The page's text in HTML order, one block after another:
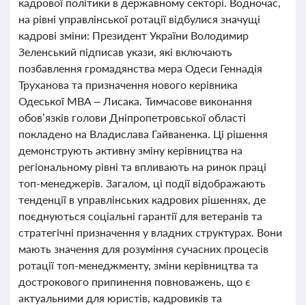
на рівні управлінської ротації відбулися значущі
кадрові зміни: Президент України Володимир
Зеленський підписав укази, які включають
позбавлення громадянства мера Одеси Геннадія
Труханова та призначення нового керівника
Одеської МВА – Лисака. Тимчасове виконання
обов’язків голови Дніпропетровської області
покладено на Владислава Гайваненка. Ці рішення
демонструють активну зміну керівництва на
регіональному рівні та впливають на ринок праці
топ-менеджерів. Загалом, ці події відображають
тенденції в управлінських кадрових рішеннях, де
поєднуються соціальні гарантії для ветеранів та
стратегічні призначення у владних структурах. Вони
мають значення для розуміння сучасних процесів
ротації топ-менеджменту, зміни керівництва та
дострокового припинення повноважень, що є
актуальними для юристів, кадровиків та